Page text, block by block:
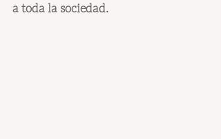
a toda la sociedad.